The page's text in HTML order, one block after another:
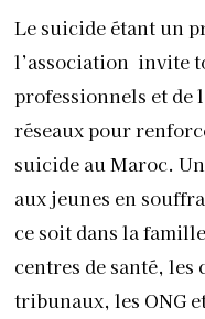
Le suicide étant un
l’association invite
professionnels et de
réseaux pour
suicide au Maroc.
aux jeunes en
ce soit dans la
centres de santé,
tribunaux, les ONG